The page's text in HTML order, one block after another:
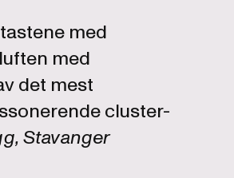
med
med
det mest
cluster-
Stavanger